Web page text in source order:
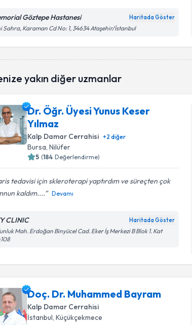
Göztepe Hastanesi Haritada Göster
Sahra, Karaman Cd No: 1, 34634 Ataşehir/İstanbul
yakın diğer uzmanlar
Dr. Öğr. Üyesi Yunus Keser
Yılmaz
Kalp Damar Cerrahisi +2 diğer
Bursa , Nilüfer
5 (184 Değerlendirme)
tedavisi için skleroterapi yaptırdım ve süreçten çok
kaldım....
Devamı
CLINIC Haritada Göster
Mah. Erdoğan Binyücel Cad. Eker İş Merkezi B Blok 1. Kat
Doç. Dr. Muhammed Bayram
Kalp Damar Cerrahisi
İstanbul, Küçükçekmece